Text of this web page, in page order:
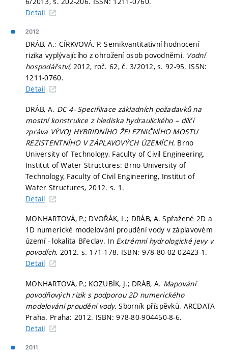
Detail
2012
DRÁB, A.; CÍRKVOVÁ, P. Semikvantitativní hodnocení
rizika vyplývajícího z ohrožení osob povodněmi. Vodní
hospodářství, 2012, roč. 62, č. 3/2012,s. 92-95. ISSN:
1211-0760.
Detail
DRÁB, A. DC 4- Specifikace základních požadavků na
mostní konstrukce z hlediska hydraulického – dílčí
zpráva VÝVOJ HYBRIDNÍHO ŽELEZNIČNÍHO MOSTU
REZISTENTNÍHO V ZÁPLAVOVÝCH ÚZEMÍCH. Brno
University of Technology, Faculty of Civil Engineering,
Institut of Water Structures: Brno University of
Technology, Faculty of Civil Engineering, Institut of
Water Structures, 2012. s. 1.
Detail
MONHARTOVÁ, P.; DVOŘÁK, L.; DRÁB, A. Spřažené 2D a
1D numerické modelování proudění vody v záplavovém
území - lokalita Břeclav. In Extrémní hydrologické jevy v
povodích. 2012. s. 171-178. ISBN: 978-80-02-02423-1.
Detail
MONHARTOVÁ, P.; KOZUBÍK, J.; DRÁB, A. Mapování
povodňových rizik s podporou 2D numerického
modelování proudění vody.Sborník příspěvků. ARCDATA
Praha. Praha: 2012. ISBN: 978-80-904450-8-6.
Detail
2011